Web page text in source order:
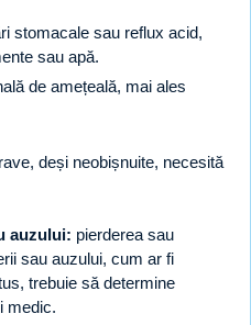
stomacale sau reflux acid,
sau apă.
de amețeală, mai ales
deși neobișnuite, necesită
auzului: pierderea sau
sau auzului, cum ar fi
trebuie să determine
medic.